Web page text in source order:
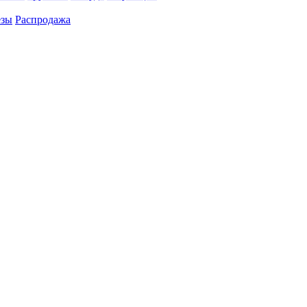
Распродажа